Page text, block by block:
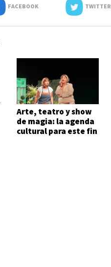
FACEBOOK TWITTER
Arte, teatro y show
de magia: la agenda
cultural para este fin